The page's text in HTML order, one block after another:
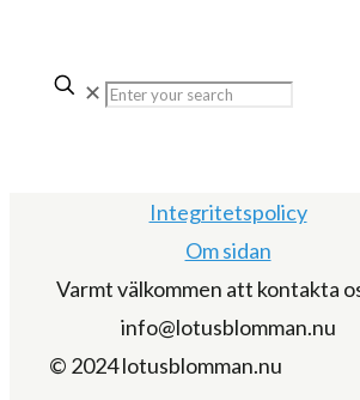
✕
Integritetspolicy
Om sidan
Varmt välkommen att kontakta
info@lotusblomman.nu
© 2024 lotusblomman.nu